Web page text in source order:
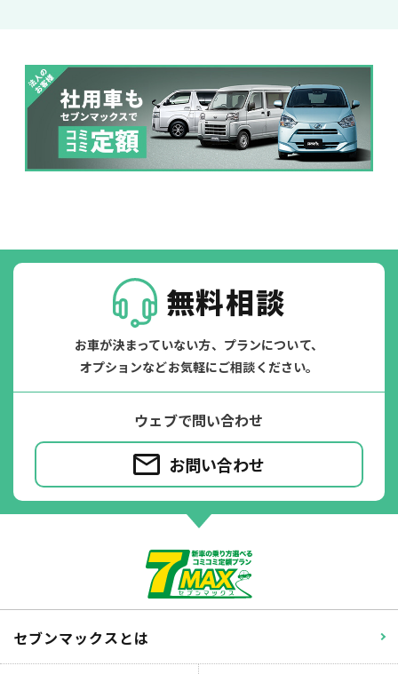
落書き
バンパー
破損
※たすカッターをご利用頂く場合、免責金額が１回あたり5,000円
掛かります。
無料相談
お車が決まっていない方、プランについて、
オプションなどお気軽にご相談ください。
ウェブで問い合わせ
お問い合わせ
セブンマックスとは